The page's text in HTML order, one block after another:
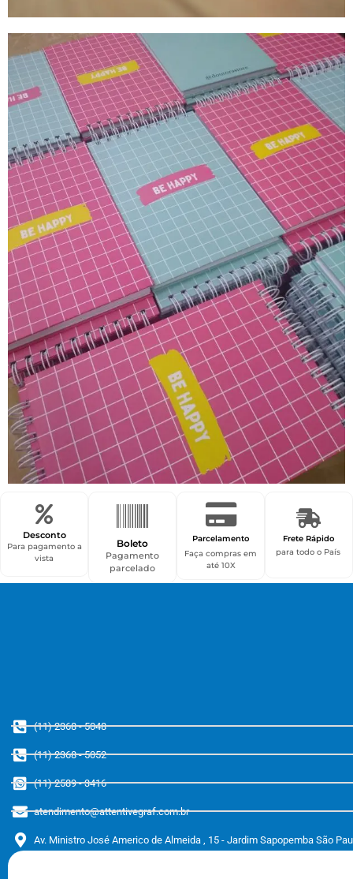
Desconto
Para pagamento a
vista
Boleto
Pagamento
parcelado
Parcelamento
Faça compras em
até 10X
Frete Rápido
para todo o País
(11) 2368 - 5048
(11) 2368 - 5052
(11) 2589 - 3416
atendimento@attentivegraf.com.br
Av. Ministro José Americo de Almeida , 15 - Jardim Sapopemba São